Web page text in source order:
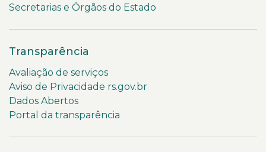
Secretarias e Órgãos do Estado
Transparência
Avaliação de serviços
Aviso de Privacidade rs.gov.br
Dados Abertos
Portal da transparência